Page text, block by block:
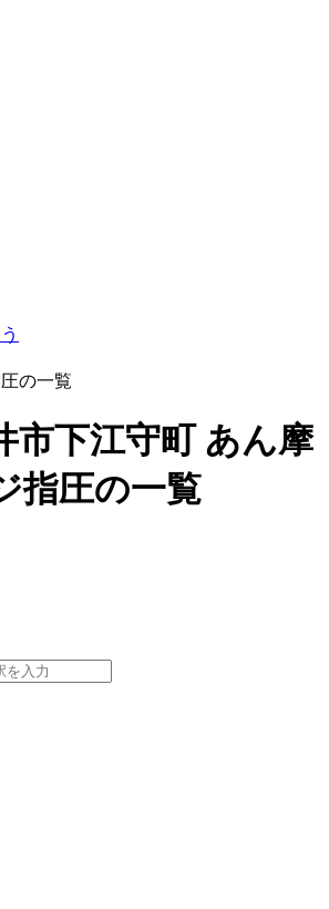
の一覧
市下江守町 あん摩
指圧の一覧